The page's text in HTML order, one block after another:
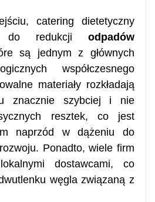
catering dietetyczny
do redukcji odpadów
są jednym z głównych
współczesnego
materiały rozkładają
znacznie szybciej i nie
resztek, co jest
naprzód w dążeniu do
Ponadto, wiele firm
dostawcami, co
węgla związaną z